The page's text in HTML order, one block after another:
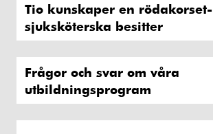
Tio kunskaper en rödakorset-
sjuksköterska besitter
Frågor och svar om våra
utbildningsprogram